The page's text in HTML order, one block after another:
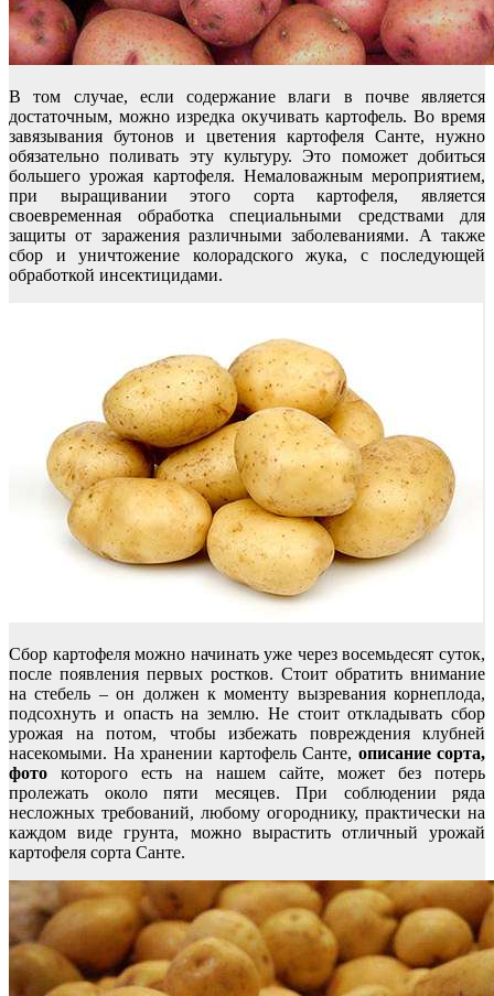
В том случае, если содержание влаги в почве является
достаточным, можно изредка окучивать картофель. Во время
завязывания бутонов и цветения картофеля Санте, нужно
обязательно поливать эту культуру. Это поможет добиться
большего урожая картофеля. Немаловажным мероприятием,
при выращивании этого сорта картофеля, является
своевременная обработка специальными средствами для
защиты от заражения различными заболеваниями. А также
сбор и уничтожение колорадского жука, с последующей
обработкой инсектицидами.
Сбор картофеля можно начинать уже через восемьдесят суток,
после появления первых ростков. Стоит обратить внимание
на стебель – он должен к моменту вызревания корнеплода,
подсохнуть и опасть на землю. Не стоит откладывать сбор
урожая на потом, чтобы избежать повреждения клубней
насекомыми. На хранении картофель Санте, описание сорта,
фото которого есть на нашем сайте, может без потерь
пролежать около пяти месяцев. При соблюдении ряда
несложных требований, любому огороднику, практически на
каждом виде грунта, можно вырастить отличный урожай
картофеля сорта Санте.